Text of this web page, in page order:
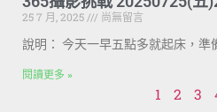
25 7 月, 2025
尚無留言
說明： 今天一早五點多就起床，準
閱讀更多 »
1 2 3